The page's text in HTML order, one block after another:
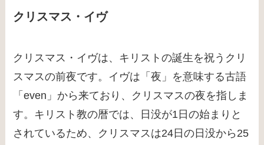
クリスマス・イヴ
クリスマス・イヴは、キリストの誕生を祝うクリ
スマスの前夜です。イヴは「夜」を意味する古語
「even」から来ており、クリスマスの夜を指しま
す。キリスト教の暦では、日没が1日の始まりと
されているため、クリスマスは24日の日没から25